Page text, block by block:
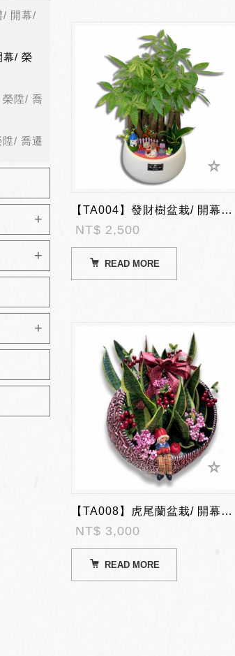
/ 開幕/
幕/ 榮
陞/ 喬
/ 喬遷
【TA004】發財樹盆栽/ 開幕陞遷盆栽
NT$ 2,500
READ MORE
【TA008】虎尾蘭盆栽/ 開幕陞遷盆栽
NT$ 3,000
READ MORE